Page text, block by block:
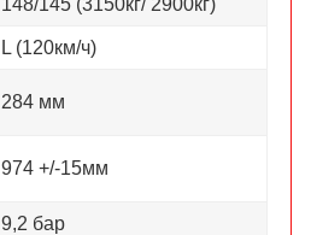
148/145 (3150кг/ 2900кг)
L (120км/ч)
284 мм
974 +/-15мм
9,2 бар